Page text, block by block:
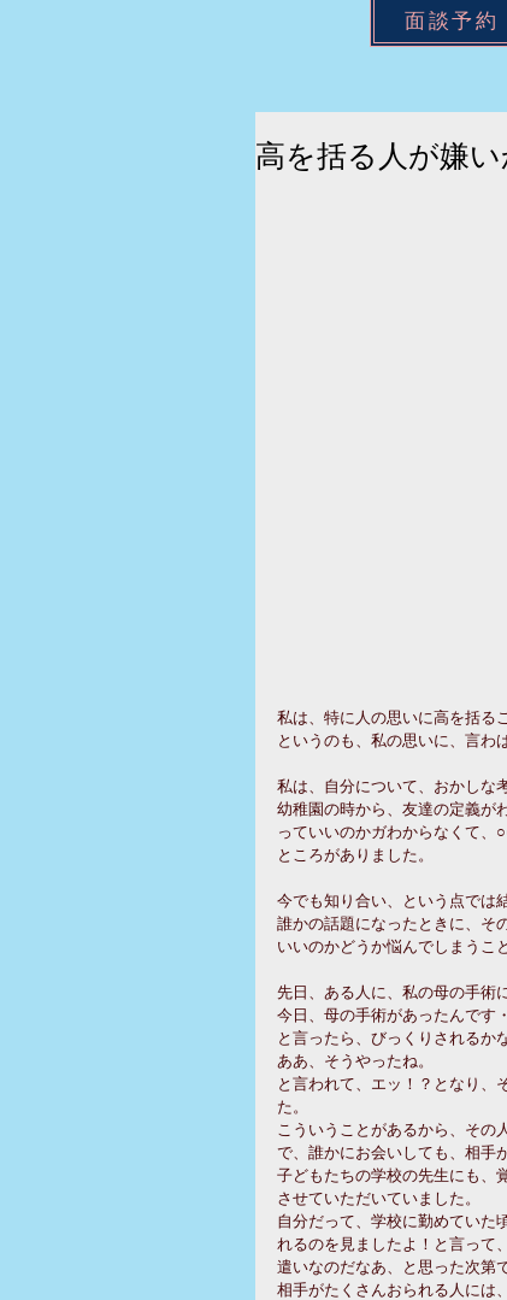
面談予約
高を括る人が嫌い
私は、特に人の思いに高を括る
というのも、私の思いに、言わ
私は、自分について、おかしな
幼稚園の時から、友達の定義が
っていいのかガわからなくて、
ところがありました。
今でも知り合い、という点では
誰かの話題になったときに、そ
いいのかどうか悩んでしまうこ
先日、ある人に、私の母の手術
今日、母の手術があったんです
と言ったら、びっくりされるか
ああ、そうやったね。
と言われて、エッ！？となり、
た。
こういうことがあるから、そ
で、誰かにお会いしても、相手
子どもたちの学校の先生にも、
させていただいていました。
自分だって、学校に勤めていた
れるのを見ましたよ！と言って
遣いなのだなあ、と思った次第で
相手がたくさんおられる人には